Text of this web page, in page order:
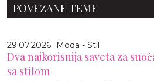
POVEZANE TEME
29.07.2026 Moda - Stil
Dva najkorisnija saveta za
sa stilom